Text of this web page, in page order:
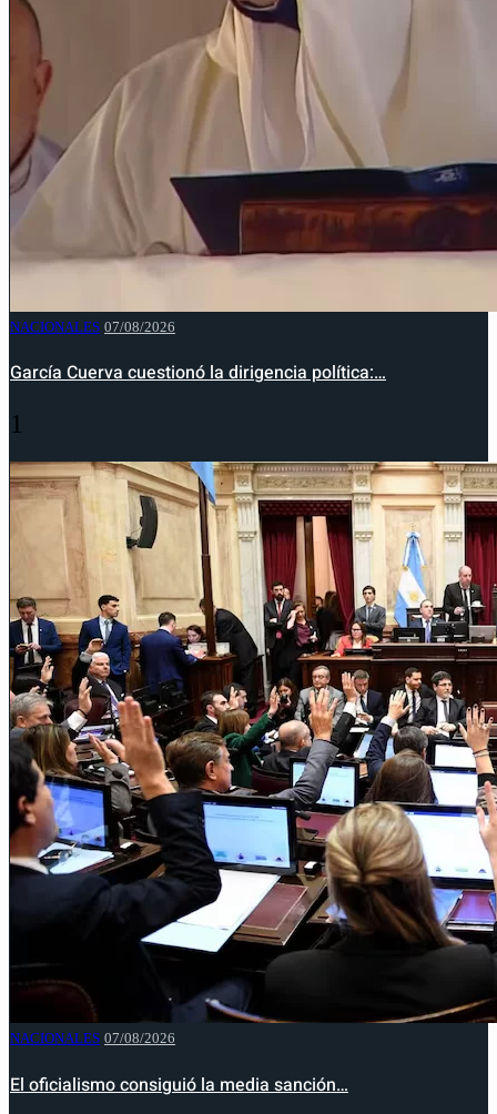
NACIONALES 07/08/2026
García Cuerva cuestionó la dirigencia política:…
1
NACIONALES 07/08/2026
El oficialismo consiguió la media sanción…